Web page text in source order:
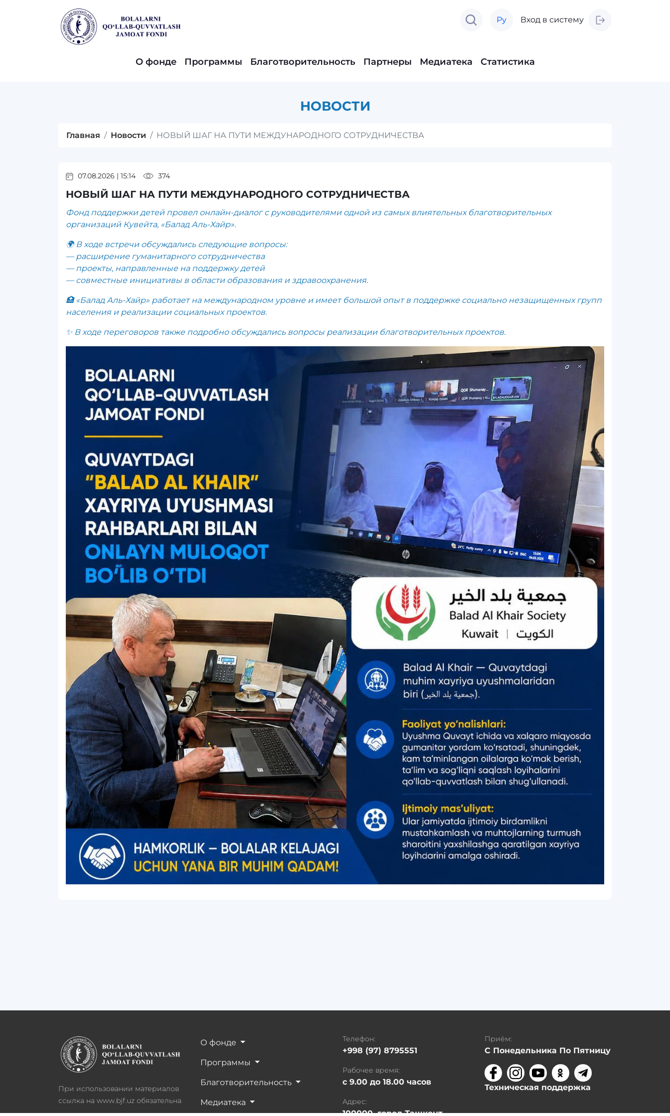
О фонде Программы Благотворительность Партнеры Медиатека Статистика
Ру Вход в систему
НОВОСТИ
Главная Новости НОВЫЙ ШАГ НА ПУТИ МЕЖДУНАРОДНОГО СОТРУДНИЧЕСТВА
07.08.2026 | 15:14 374
НОВЫЙ ШАГ НА ПУТИ МЕЖДУНАРОДНОГО СОТРУДНИЧЕСТВА
Фонд поддержки детей провел онлайн-диалог с руководителями одной из самых влиятельных благотворительных
организаций Кувейта, «Балад Аль-Хайр».
🌍 В ходе встречи обсуждались следующие вопросы:
— расширение гуманитарного сотрудничества
— проекты, направленные на поддержку детей
— совместные инициативы в области образования и здравоохранения.
🏥 «Балад Аль-Хайр» работает на международном уровне и имеет большой опыт в поддержке социально незащищенных групп
населения и реализации социальных проектов.
✨ В ходе переговоров также подробно обсуждались вопросы реализации благотворительных проектов.
При использовании материалов
ссылка на www.bjf.uz обязательна
О фонде
Программы
Благотворительность
Медиатека
Телефон:
+998 (97) 8795551
Рабочее время:
с 9.00 до 18.00 часов
Адрес:
100000, город Ташкент,
Приём:
С Понедельника По Пятницу
Техническая поддержка